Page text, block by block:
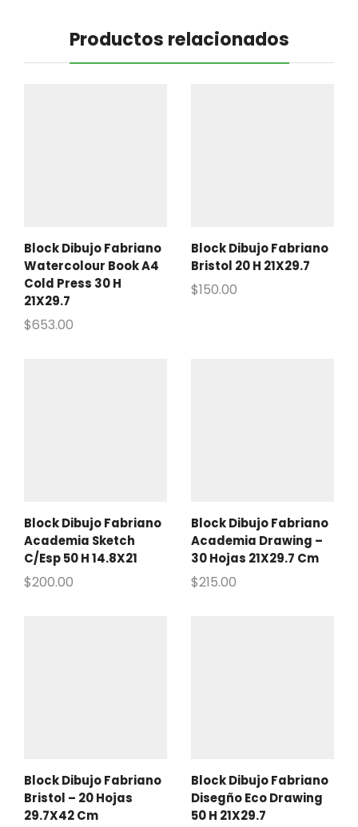
Productos relacionados
Block Dibujo Fabriano
Watercolour Book A4
Cold Press 30 H
21X29.7
$653.00
Block Dibujo Fabriano
Bristol 20 H 21X29.7
$150.00
Block Dibujo Fabriano
Academia Sketch
C/Esp 50 H 14.8X21
$200.00
Block Dibujo Fabriano
Academia Drawing –
30 Hojas 21X29.7 Cm
$215.00
Block Dibujo Fabriano
Bristol – 20 Hojas
29.7X42 Cm
Block Dibujo Fabriano
Disegño Eco Drawing
50 H 21X29.7